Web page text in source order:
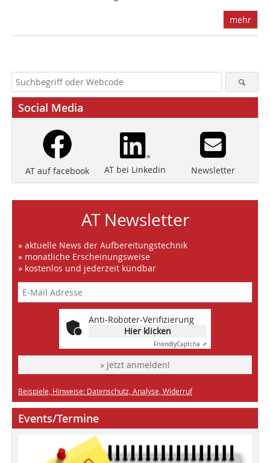
mehr
Social Media
AT auf facebook AT bei Linkedin Newsletter
AT Newsletter
» aktuelle News der Aufbereitungstechnik
» monatliche Erscheinungsweise
» kostenlos und jederzeit kündbar
Anti-Roboter-Verifizierung
Hier klicken
FriendlyCaptcha ⇗
» Jetzt anmelden!
Beispiele, Hinweise: Datenschutz, Analyse, Widerruf
Events/Termine